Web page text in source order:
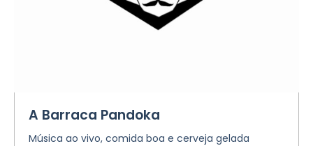
A Barraca Pandoka
Música ao vivo, comida boa e cerveja gelada